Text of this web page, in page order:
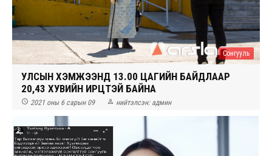
Сонгууль
УЛСЫН ХЭМЖЭЭНД 13.00 ЦАГИЙН БАЙДЛААР
20,43 ХУВИЙН ИРЦТЭЙ БАЙНА
 2021 оны 6 сарын 09  нийтэлсэн: админ